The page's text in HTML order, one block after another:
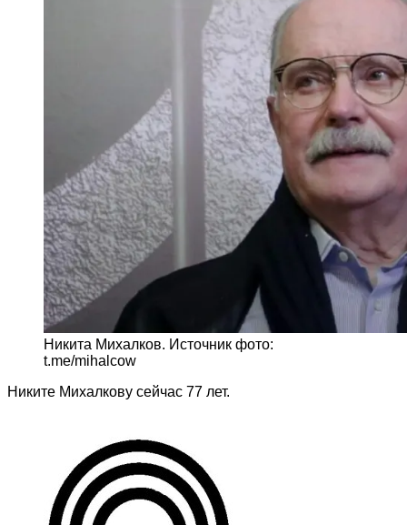
Никита Михалков. Источник фото:
t.me/mihalcow
Никите Михалкову сейчас 77 лет.